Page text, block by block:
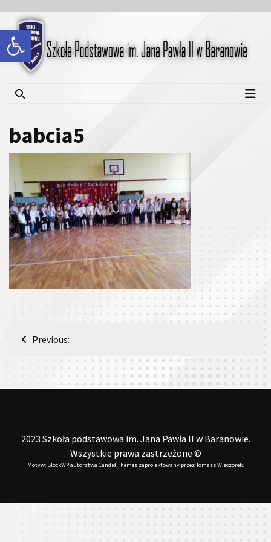
Open toolbar
content
content
Szkoła Podstawowa im.
Jana Pawła II w Baranowie
babcia5
Nawigacja
wpisu
Previous:
2023 Szkoła podstawowa im. Jana Pawła II w Baranowie.
Wszystkie prawa zastrzeżone ©
Motyw: BlockWP autorstwa Candid Themes zaprojektowany przezTomasz Wieczorek.